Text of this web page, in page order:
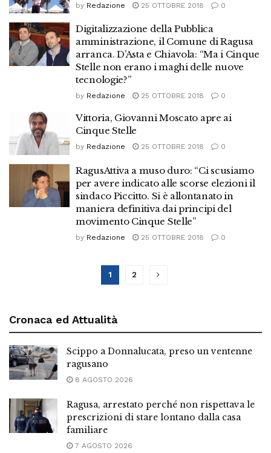
by Redazione 25 OTTOBRE 2018 0
Digitalizzazione della Pubblica
amministrazione, il Comune di Ragusa
arranca. D’Asta e Chiavola: “Ma i Cinque
Stelle non erano i maghi delle nuove
tecnologie?”
by Redazione 25 OTTOBRE 2018 0
Vittoria, Giovanni Moscato apre ai
Cinque Stelle
by Redazione 25 OTTOBRE 2018 0
RagusAttiva a muso duro: “Ci scusiamo
per avere indicato alle scorse elezioni il
sindaco Piccitto. Si è allontanato in
maniera definitiva dai principi del
movimento Cinque Stelle”
by Redazione 25 OTTOBRE 2018 0
1 2
Cronaca ed Attualità
Scippo a Donnalucata, preso un ventenne
ragusano
8 AGOSTO 2026
Ragusa, arrestato perché non rispettava le
prescrizioni di stare lontano dalla casa
familiare
7 AGOSTO 2026